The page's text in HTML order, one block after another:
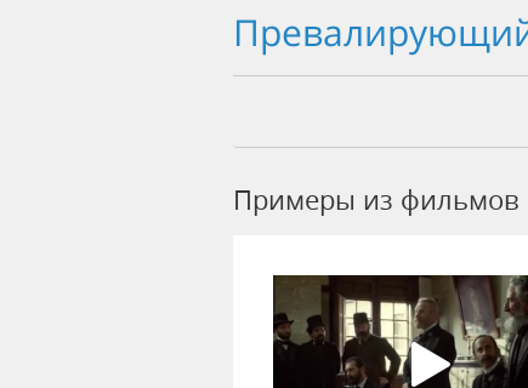
Примеры из фильмов